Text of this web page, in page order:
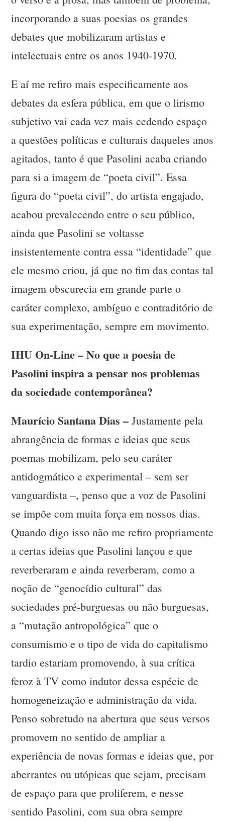
incorporando a suas poesias os grandes
debates que mobilizaram artistas e
intelectuais entre os anos 1940-1970.
E aí me refiro mais especificamente aos
debates da esfera pública, em que o lirismo
subjetivo vai cada vez mais cedendo espaço
a questões políticas e culturais daqueles anos
agitados, tanto é que Pasolini acaba criando
para si a imagem de “poeta civil”. Essa
figura do “poeta civil”, do artista engajado,
acabou prevalecendo entre o seu público,
ainda que Pasolini se voltasse
insistentemente contra essa “identidade” que
ele mesmo criou, já que no fim das contas tal
imagem obscurecia em grande parte o
caráter complexo, ambíguo e contraditório de
sua experimentação, sempre em movimento.
IHU On-Line – No que a poesia de
Pasolini inspira a pensar nos problemas
da sociedade contemporânea?
Maurício Santana Dias – Justamente pela
abrangência de formas e ideias que seus
poemas mobilizam, pelo seu caráter
antidogmático e experimental – sem ser
vanguardista –, penso que a voz de Pasolini
se impõe com muita força em nossos dias.
Quando digo isso não me refiro propriamente
a certas ideias que Pasolini lançou e que
reverberaram e ainda reverberam, como a
noção de “genocídio cultural” das
sociedades pré-burguesas ou não burguesas,
a “mutação antropológica” que o
consumismo e o tipo de vida do capitalismo
tardio estariam promovendo, à sua crítica
feroz à TV como indutor dessa espécie de
homogeneização e administração da vida.
Penso sobretudo na abertura que seus versos
promovem no sentido de ampliar a
experiência de novas formas e ideias que, por
aberrantes ou utópicas que sejam, precisam
de espaço para que proliferem, e nesse
sentido Pasolini, com sua obra sempre